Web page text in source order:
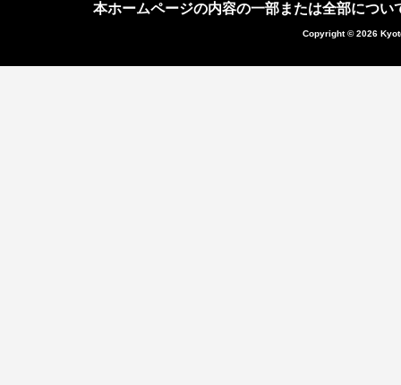
本ホームページの内容の一部または全部につ
Copyright © 2026